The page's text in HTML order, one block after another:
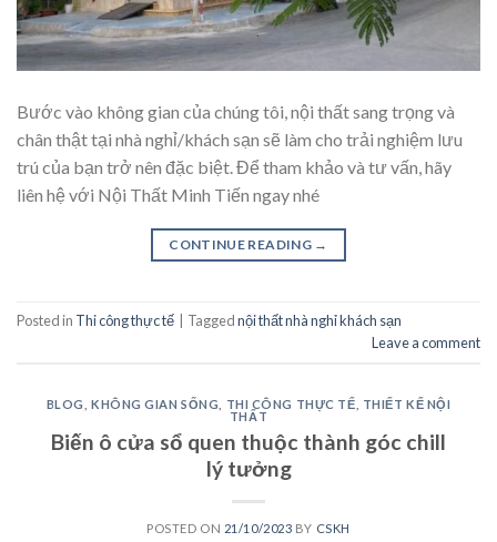
Bước vào không gian của chúng tôi, nội thất sang trọng và
chân thật tại nhà nghỉ/khách sạn sẽ làm cho trải nghiệm lưu
trú của bạn trở nên đặc biệt. Để tham khảo và tư vấn, hãy
liên hệ với Nội Thất Minh Tiến ngay nhé
CONTINUE READING →
Posted in Thi công thực tế Taggednội thất nhà nghỉ khách sạn
Leave a comment
BLOG KHÔNG GIAN SỐNG THI CÔNG THỰC TẾ
THIẾT KẾ NỘI
THẤT
Biến ô cửa sổ quen thuộc thành góc chill
lý tưởng
POSTED ON 21/10/2023 BY CSKH